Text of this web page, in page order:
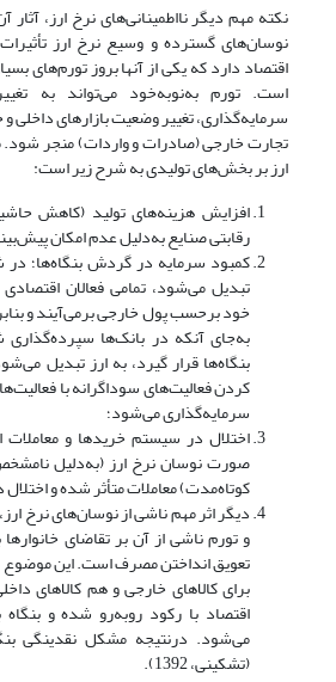
نکته مهم دیگر نااطمینانی‌های نرخ ارز،
نوسان‌های گسترده و وسیع نرخ ارز
اقتصاد دارد که یکی از آنها بروز تورم‌های
است. تورم به‌نوبه‌خود می‌تواند به
سرمایه‌گذاری، تغییر وضعیت بازارهای داخلی
تجارت خارجی (صادرات و واردات) منجر شود.
ارز بر بخش‌های تولیدی به شرح زیر است:
افزایش هزینه‌های تولید (کاهش
رقابتی صنایع به‌دلیل عدم امکان
کمبود سرمایه در گردش بنگاه‌ها؛ در
تبدیل می‌شود، تمامی فعالان
خود برحسب پول خارجی برمی‌آیند و
به‌جای آنکه در بانک‌ها
بنگاه‌ها قرار گیرد، به ارز تبدیل
کردن فعالیت‌های سوداگرانه با
سرمایه‌گذاری می‌شود؛
اختلال در سیستم خریدها و
صورت نوسان نرخ ارز (به‌دلیل
کوتاه‌مدت) معاملات متأثر شده و اختلال
دیگر اثر مهم ناشی از نوسان‌های نرخ
و تورم ناشی از آن بر تقاضای خانوارها
تعویق انداختن مصرف است. این موضوع
برای کالاهای خارجی و هم کالاهای
اقتصاد با رکود روبه‌رو شده و
می‌شود. درنتیجه مشکل نقدینگی
(تشکینی، 1392).